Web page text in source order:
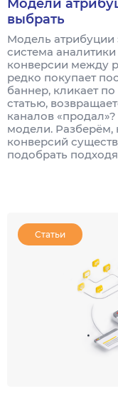
Модели
выбрать
Модель атрибуции
система
конверсии между
редко покупает
баннер, кликает
статью,
каналов
модели. Разберём,
конверсий
подобрать
Статьи